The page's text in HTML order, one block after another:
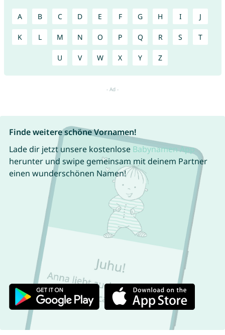
A B C D E F G H I J
K L M N O P Q R S T
U V W X Y Z
Finde weitere schöne Vornamen!
Lade dir jetzt unsere kostenlose Babynamen App
herunter und swipe gemeinsam mit deinem Partner
einen wunderschönen Namen!